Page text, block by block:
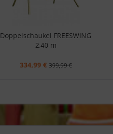
Doppelschaukel FREESWING
2,40 m
334,99 € 399,99 €